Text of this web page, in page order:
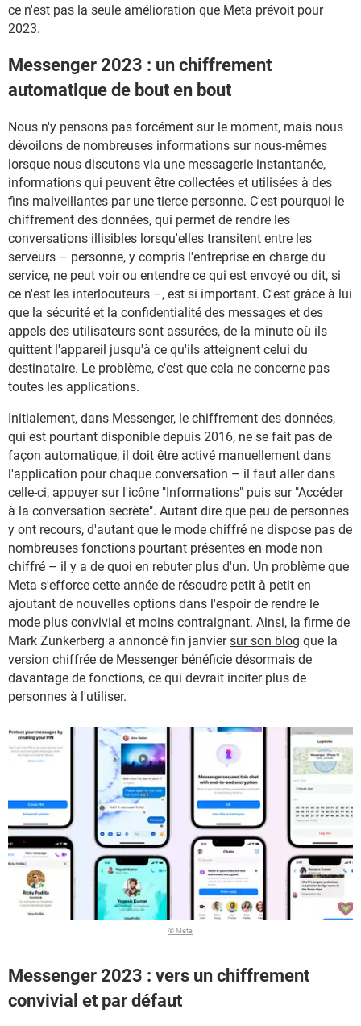
ce n'est pas la seule amélioration que Meta prévoit pour
2023.
Messenger 2023 : un chiffrement
automatique de bout en bout
Nous n'y pensons pas forcément sur le moment, mais nous
dévoilons de nombreuses informations sur nous-mêmes
lorsque nous discutons via une messagerie instantanée,
informations qui peuvent être collectées et utilisées à des
fins malveillantes par une tierce personne. C'est pourquoi le
chiffrement des données, qui permet de rendre les
conversations illisibles lorsqu'elles transitent entre les
serveurs – personne, y compris l'entreprise en charge du
service, ne peut voir ou entendre ce qui est envoyé ou dit, si
ce n'est les interlocuteurs –, est si important. C'est grâce à lui
que la sécurité et la confidentialité des messages et des
appels des utilisateurs sont assurées, de la minute où ils
quittent l'appareil jusqu'à ce qu'ils atteignent celui du
destinataire. Le problème, c'est que cela ne concerne pas
toutes les applications.
Initialement, dans Messenger, le chiffrement des données,
qui est pourtant disponible depuis 2016, ne se fait pas de
façon automatique, il doit être activé manuellement dans
l'application pour chaque conversation – il faut aller dans
celle-ci, appuyer sur l'icône "Informations" puis sur "Accéder
à la conversation secrète". Autant dire que peu de personnes
y ont recours, d'autant que le mode chiffré ne dispose pas de
nombreuses fonctions pourtant présentes en mode non
chiffré – il y a de quoi en rebuter plus d'un. Un problème que
Meta s'efforce cette année de résoudre petit à petit en
ajoutant de nouvelles options dans l'espoir de rendre le
mode plus convivial et moins contraignant. Ainsi, la firme de
Mark Zunkerberg a annoncé fin janviersur son blog que la
version chiffrée de Messenger bénéficie désormais de
davantage de fonctions, ce qui devrait inciter plus de
personnes à l'utiliser.
© Meta
Messenger 2023 : vers un chiffrement
convivial et par défaut